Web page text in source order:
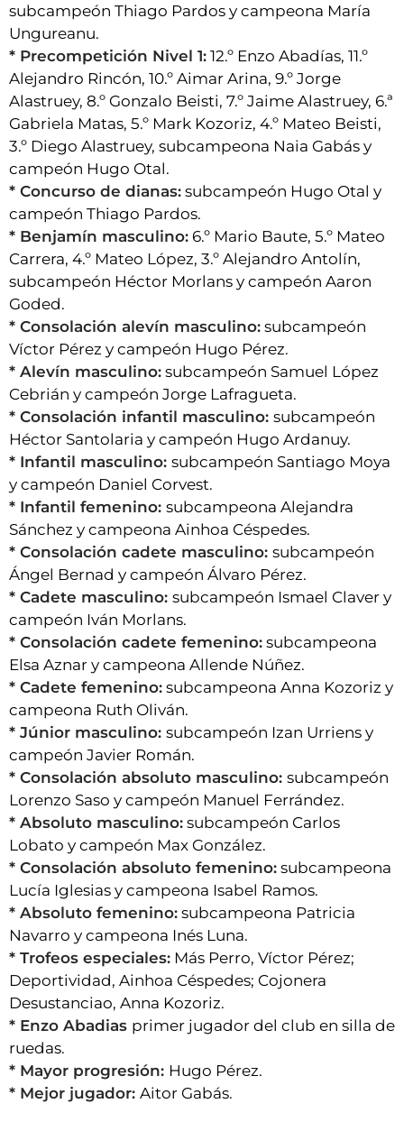
subcampeón Thiago Pardos y campeona María
Ungureanu.
* Precompetición Nivel 1: 12.º Enzo Abadías, 11.º
Alejandro Rincón, 10.º Aimar Arina, 9.º Jorge
Alastruey, 8.º Gonzalo Beisti, 7.º Jaime Alastruey, 6.ª
Gabriela Matas, 5.º Mark Kozoriz, 4.º Mateo Beisti,
3.º Diego Alastruey, subcampeona Naia Gabás y
campeón Hugo Otal.
* Concurso de dianas: subcampeón Hugo Otal y
campeón Thiago Pardos.
* Benjamín masculino: 6.º Mario Baute, 5.º Mateo
Carrera, 4.º Mateo López, 3.º Alejandro Antolín,
subcampeón Héctor Morlans y campeón Aaron
Goded.
* Consolación alevín masculino: subcampeón
Víctor Pérez y campeón Hugo Pérez.
* Alevín masculino: subcampeón Samuel López
Cebrián y campeón Jorge Lafragueta.
* Consolación infantil masculino: subcampeón
Héctor Santolaria y campeón Hugo Ardanuy.
* Infantil masculino: subcampeón Santiago Moya
y campeón Daniel Corvest.
* Infantil femenino: subcampeona Alejandra
Sánchez y campeona Ainhoa Céspedes.
* Consolación cadete masculino: subcampeón
Ángel Bernad y campeón Álvaro Pérez.
* Cadete masculino: subcampeón Ismael Claver y
campeón Iván Morlans.
* Consolación cadete femenino: subcampeona
Elsa Aznar y campeona Allende Núñez.
* Cadete femenino: subcampeona Anna Kozoriz y
campeona Ruth Oliván.
* Júnior masculino: subcampeón Izan Urriens y
campeón Javier Román.
* Consolación absoluto masculino: subcampeón
Lorenzo Saso y campeón Manuel Ferrández.
* Absoluto masculino: subcampeón Carlos
Lobato y campeón Max González.
* Consolación absoluto femenino: subcampeona
Lucía Iglesias y campeona Isabel Ramos.
* Absoluto femenino: subcampeona Patricia
Navarro y campeona Inés Luna.
* Trofeos especiales: Más Perro, Víctor Pérez;
Deportividad, Ainhoa Céspedes; Cojonera
Desustanciao, Anna Kozoriz.
* ⁠Enzo Abadias primer jugador del club en silla de
ruedas.
* Mayor progresión: Hugo Pérez.
* Mejor jugador: Aitor Gabás.